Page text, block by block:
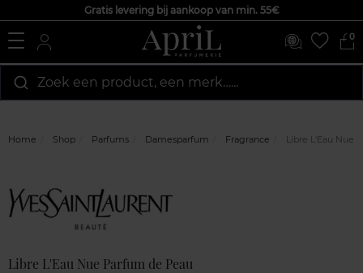
Gratis levering bij aankoop van min. 55€
0
Zoek een product, een merk…...
Home Shop Parfums Damesparfum Fragrance Libre L'Eau Nue
Libre L'Eau Nue Parfum de Peau